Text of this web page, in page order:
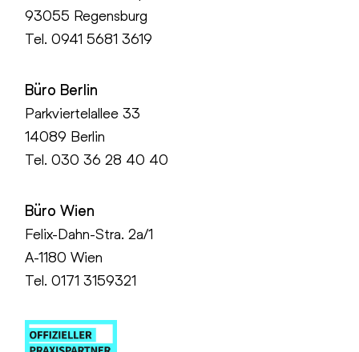
93055 Regensburg
Tel.0941 5681 3619
Büro Berlin
Parkviertelallee 33
14089 Berlin
Tel.030 36 28 40 40
Büro Wien
Felix-Dahn-Stra. 2a/1
A-1180 Wien
Tel. 0171 3159321